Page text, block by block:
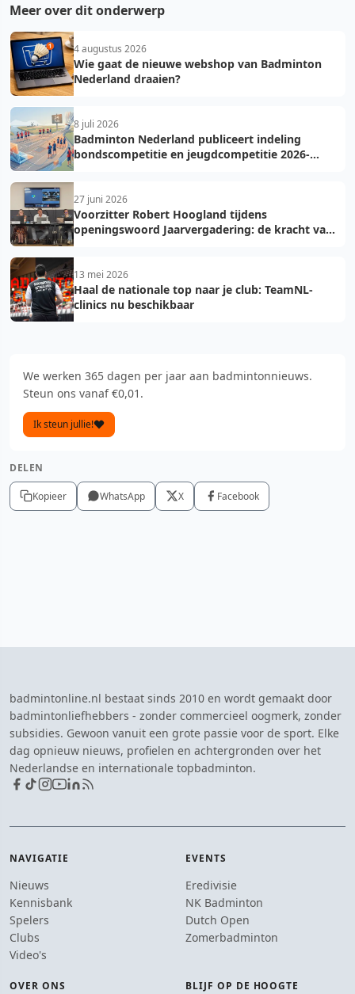
Meer over dit onderwerp
4 augustus 2026
Wie gaat de nieuwe webshop van Badminton
Nederland draaien?
8 juli 2026
Badminton Nederland publiceert indeling
bondscompetitie en jeugdcompetitie 2026-
27 juni 2026
Voorzitter Robert Hoogland tijdens
openingswoord Jaarvergadering: de kracht van
13 mei 2026
Haal de nationale top naar je club: TeamNL-
clinics nu beschikbaar
We werken 365 dagen per jaar aan badmintonnieuws.
Steun ons vanaf €0,01.
Ik steun jullie!
DELEN
Kopieer WhatsApp X Facebook
badmintonline.nl bestaat sinds 2010 en wordt gemaakt door
badmintonliefhebbers - zonder commercieel oogmerk, zonder
subsidies. Gewoon vanuit een grote passie voor de sport. Elke
dag opnieuw nieuws, profielen en achtergronden over het
Nederlandse en internationale topbadminton.
NAVIGATIE
Nieuws
Kennisbank
Spelers
Clubs
Video's
EVENTS
Eredivisie
NK Badminton
Dutch Open
Zomerbadminton
OVER ONS BLIJF OP DE HOOGTE